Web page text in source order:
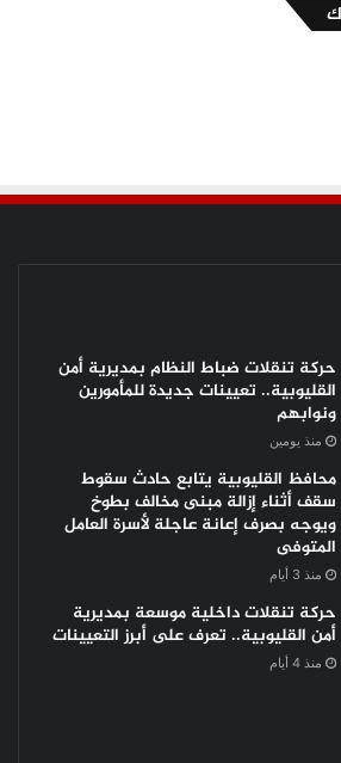
حركة تنقلات ضباط النظام بمديرية أمن
القليوبية.. تعيينات جديدة للمأمورين
ونوابهم
منذ يومين
محافظ القليوبية يتابع حادث سقوط
سقف أثناء إزالة مبنى مخالف بطوخ
ويوجه بصرف إعانة عاجلة لأسرة العامل
المتوفى
منذ 3 أيام
حركة تنقلات داخلية موسعة بمديرية
أمن القليوبية.. تعرف على أبرز التعيينات
منذ 4 أيام